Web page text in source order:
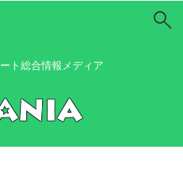
ト総合情報メディア